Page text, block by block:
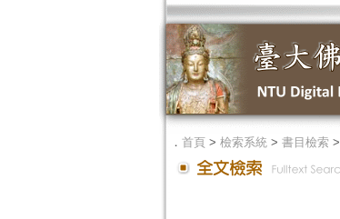
． 首頁> 檢索系統> 書目檢索>